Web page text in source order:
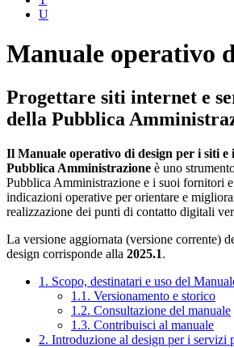
U
Manuale operativo
Progettare siti internet e
della Pubblica
Il Manuale operativo di design per i siti e
Pubblica Amministrazione è uno
Pubblica Amministrazione e i suoi fornitori
indicazioni operative per orientare e
realizzazione dei punti di contatto digitali
La versione aggiornata (versione corrente)
design corrisponde alla 2025.1.
1. Scopo, destinatari e uso del
1.1. Versionamento e storico
1.2. Consultazione del manuale
1.3. Contribuisci al manuale
2. Introduzione al design per i servizi